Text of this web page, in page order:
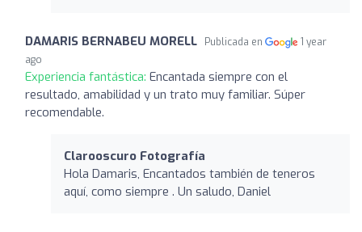
DAMARIS BERNABEU MORELL Publicada en
1 year
ago
Experiencia fantástica: Encantada siempre con el
resultado, amabilidad y un trato muy familiar. Súper
recomendable.
Clarooscuro Fotografía
Hola Damaris, Encantados también de teneros
aquí, como siempre . Un saludo, Daniel